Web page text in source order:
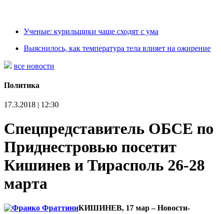
Ученые: курильщики чаще сходят с ума
Выяснилось, как температура тела влияет на ожирение
все новости
Политика
17.3.2018 | 12:30
Спецпредставитель ОБСЕ по
Приднестровью посетит
Кишинев и Тирасполь 26-28
марта
КИШИНЕВ, 17 мар – Новости-